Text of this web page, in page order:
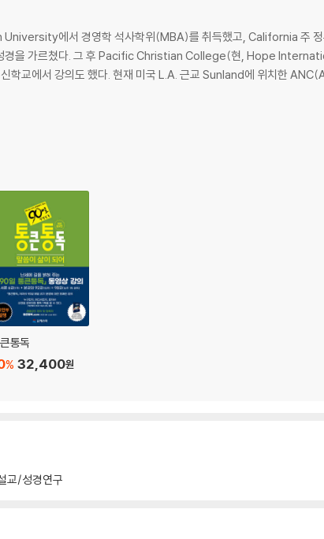
에서 경영학 석사학위(MBA)를 취득했고, California 주 정
경을 가르쳤다. 그 후 Pacific Christian College(현, Hope
학교에서 강의도 했다. 현재 미국 L.A. 근교 Sunland에 위치한
통독
32,400원
%
교/성경연구